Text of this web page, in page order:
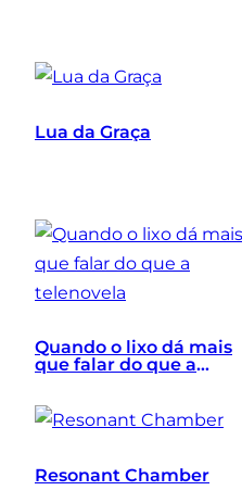
Lua da Graça
Quando o lixo dá mais
que falar do que a
Resonant Chamber